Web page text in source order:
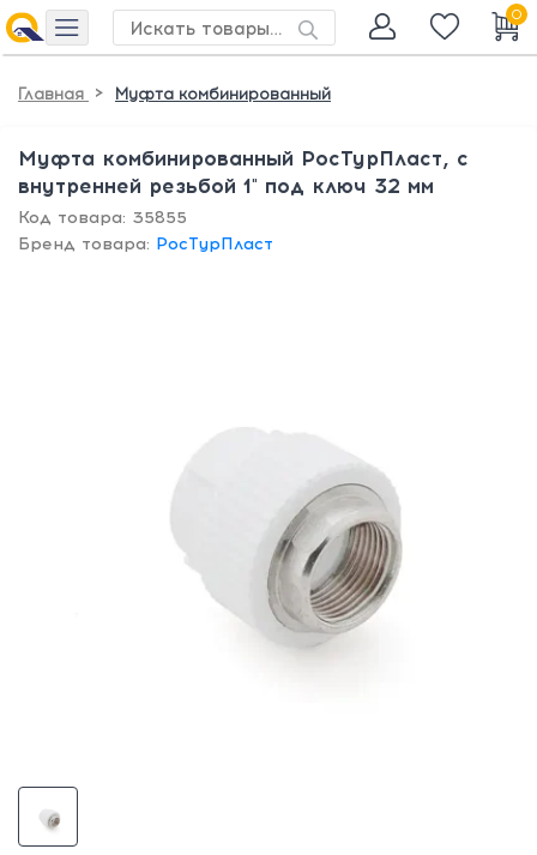
0
Главная > Муфта комбинированный
Муфта комбинированный РосТурПласт, с
внутренней резьбой 1" под ключ 32 мм
Код товара: 35855
Бренд товара: РосТурПласт